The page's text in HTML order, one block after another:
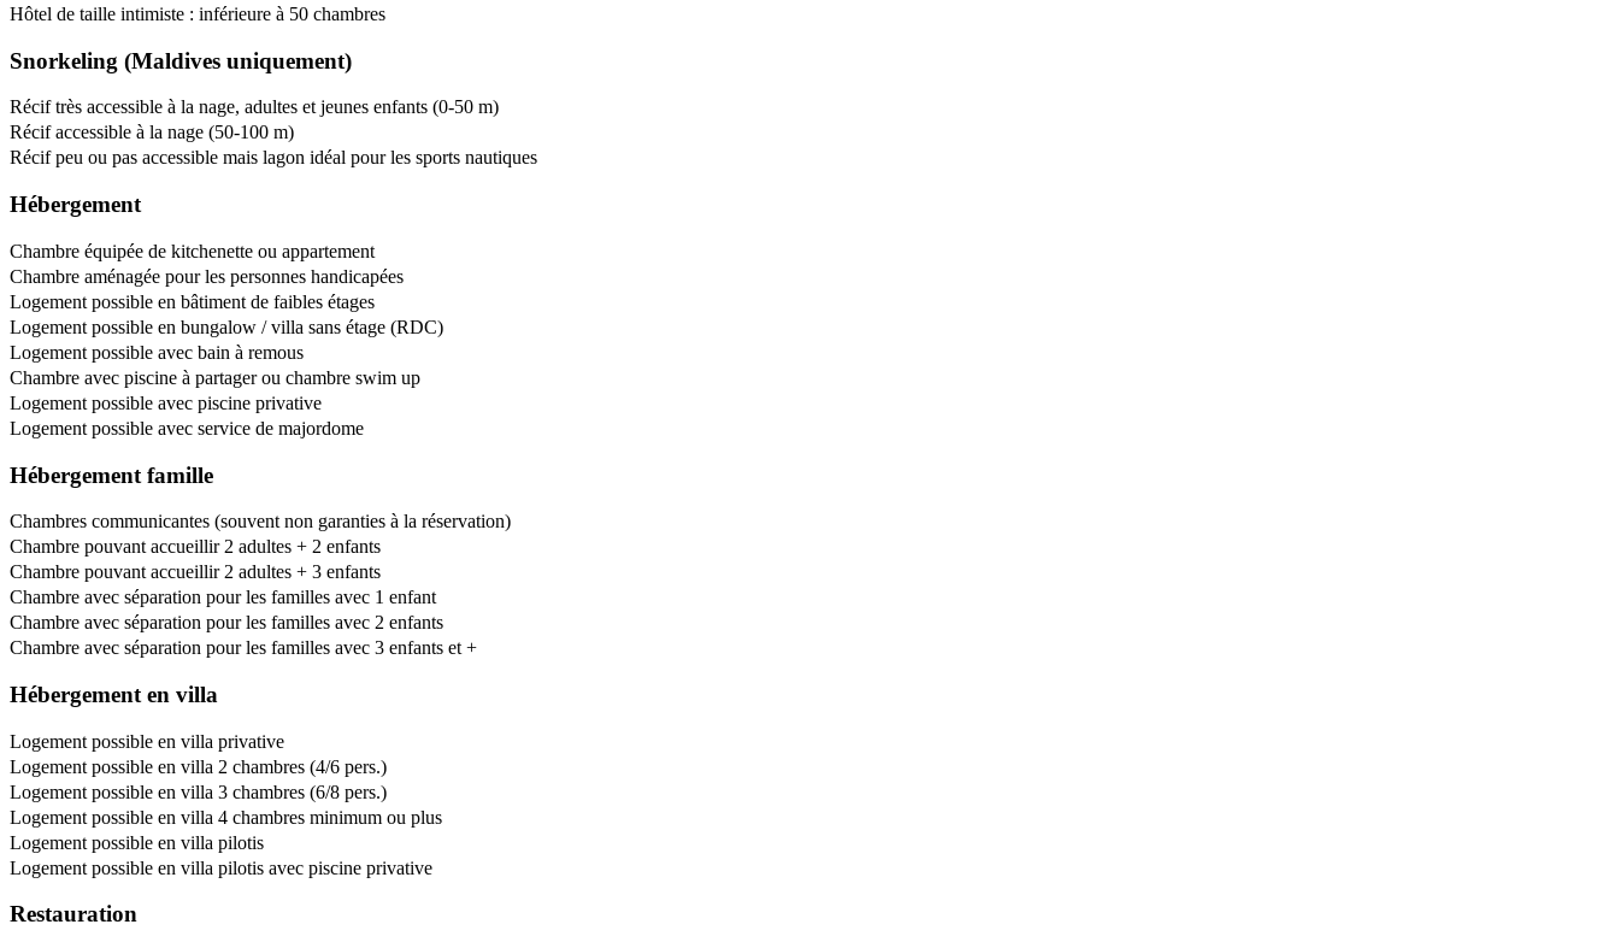
Hôtel de taille intimiste : inférieure à 50 chambres
Snorkeling (Maldives uniquement)
Récif très accessible à la nage, adultes et jeunes enfants (0-50 m)
Récif accessible à la nage (50-100 m)
Récif peu ou pas accessible mais lagon idéal pour les sports nautiques
Hébergement
Chambre équipée de kitchenette ou appartement
Chambre aménagée pour les personnes handicapées
Logement possible en bâtiment de faibles étages
Logement possible en bungalow / villa sans étage (RDC)
Logement possible avec bain à remous
Chambre avec piscine à partager ou chambre swim up
Logement possible avec piscine privative
Logement possible avec service de majordome
Hébergement famille
Chambres communicantes (souvent non garanties à la réservation)
Chambre pouvant accueillir 2 adultes + 2 enfants
Chambre pouvant accueillir 2 adultes + 3 enfants
Chambre avec séparation pour les familles avec 1 enfant
Chambre avec séparation pour les familles avec 2 enfants
Chambre avec séparation pour les familles avec 3 enfants et +
Hébergement en villa
Logement possible en villa privative
Logement possible en villa 2 chambres (4/6 pers.)
Logement possible en villa 3 chambres (6/8 pers.)
Logement possible en villa 4 chambres minimum ou plus
Logement possible en villa pilotis
Logement possible en villa pilotis avec piscine privative
Restauration